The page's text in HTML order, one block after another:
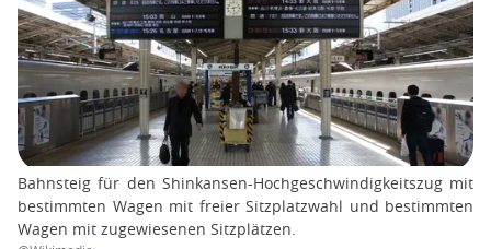
Bahnsteig für den Shinkansen-Hochgeschwindigkeitszug mit
bestimmten Wagen mit freier Sitzplatzwahl und bestimmten
Wagen mit zugewiesenen Sitzplätzen.